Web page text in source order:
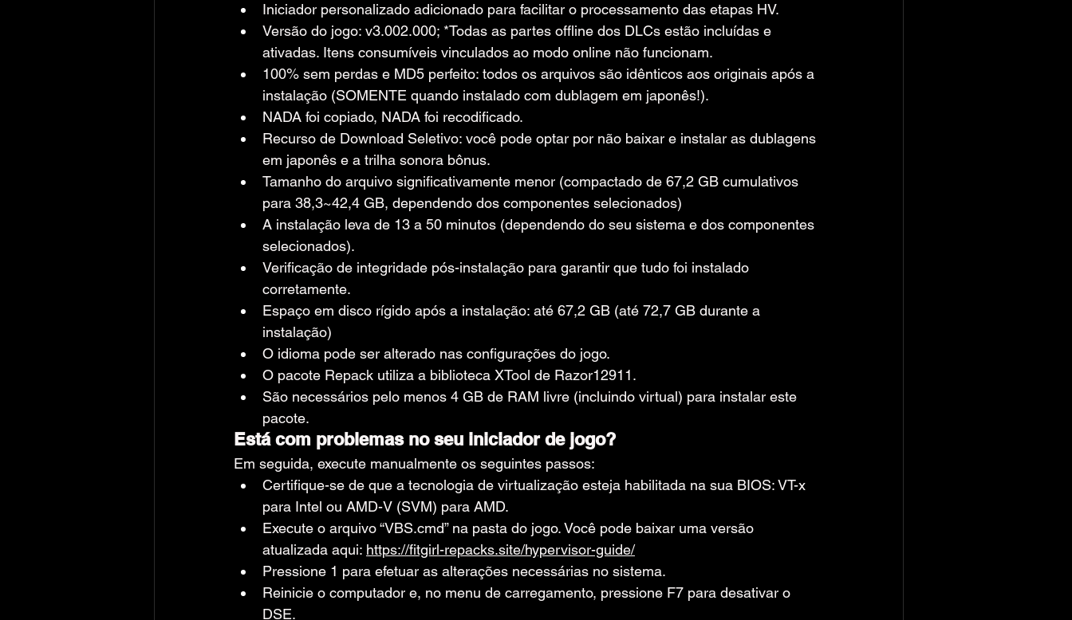
Iniciador personalizado adicionado para facilitar o processamento das etapas HV.
Versão do jogo: v3.002.000; *Todas as partes offline dos DLCs estão incluídas e
ativadas. Itens consumíveis vinculados ao modo online não funcionam.
100% sem perdas e MD5 perfeito: todos os arquivos são idênticos aos originais após a
instalação (SOMENTE quando instalado com dublagem em japonês!).
NADA foi copiado, NADA foi recodificado.
Recurso de Download Seletivo: você pode optar por não baixar e instalar as dublagens
em japonês e a trilha sonora bônus.
Tamanho do arquivo significativamente menor (compactado de 67,2 GB cumulativos
para 38,3~42,4 GB, dependendo dos componentes selecionados)
A instalação leva de 13 a 50 minutos (dependendo do seu sistema e dos componentes
selecionados).
Verificação de integridade pós-instalação para garantir que tudo foi instalado
corretamente.
Espaço em disco rígido após a instalação: até 67,2 GB (até 72,7 GB durante a
instalação)
O idioma pode ser alterado nas configurações do jogo.
O pacote Repack utiliza a biblioteca XTool de Razor12911.
São necessários pelo menos 4 GB de RAM livre (incluindo virtual) para instalar este
pacote.
Está com problemas no seu iniciador de jogo?
Em seguida, execute manualmente os seguintes passos:
Certifique-se de que a tecnologia de virtualização esteja habilitada na sua BIOS: VT-x
para Intel ou AMD-V (SVM) para AMD.
Execute o arquivo “VBS.cmd” na pasta do jogo. Você pode baixar uma versão
atualizada aqui: https://fitgirl-repacks.site/hypervisor-guide/
Pressione 1 para efetuar as alterações necessárias no sistema.
Reinicie o computador e, no menu de carregamento, pressione F7 para desativar o
DSE.